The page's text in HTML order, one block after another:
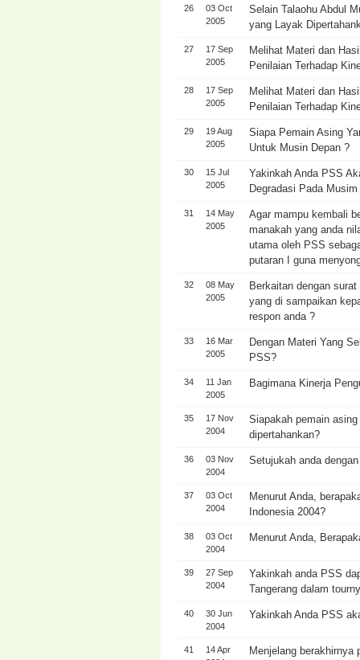
26
03 Oct
2005
Selain Talaohu Abdul
yang Layak
27
17 Sep
2005
Melihat Materi dan
Penilaian Terhadap
28
17 Sep
2005
Melihat Materi dan
Penilaian Terhadap
29
19 Aug
2005
Siapa Pemain Asing
Untuk Musin Depan ?
30
15 Jul
2005
Yakinkah Anda PSS
Degradasi Pada
31
14 May
2005
Agar mampu kembali
manakah yang anda
utama oleh PSS
putaran I guna
32
08 May
2005
Berkaitan dengan
yang di sampaikan
respon anda ?
33
16 Mar
2005
Dengan Materi Yang
PSS?
34
11 Jan
2005
Bagimana Kinerja
35
17 Nov
2004
Siapakah pemain
dipertahankan?
36
03 Nov
2004
Setujukah anda
37
03 Oct
2004
Menurut Anda,
Indonesia 2004?
38
03 Oct
2004
Menurut Anda,
39
27 Sep
2004
Yakinkah anda PSS
Tangerang dalam
40
30 Jun
2004
Yakinkah Anda PSS
41
14 Apr
Menjelang berakhirnya